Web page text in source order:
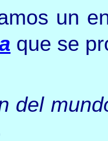
un
que se
del